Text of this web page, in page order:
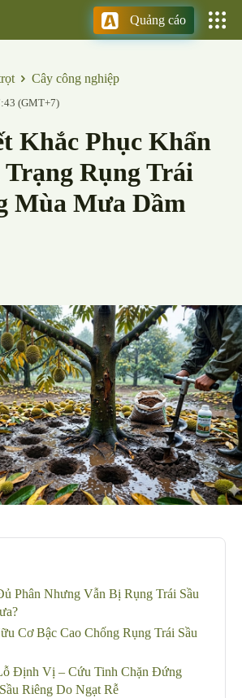
Quảng cáo
Cây công nghiệp
(GMT+7)
Khắc Phục Khẩn
Rụng Trái
Mùa Mưa Dầm
Phân Nhưng Vẫn Bị Rụng Trái Sầu
Cơ Bậc Cao Chống Rụng Trái Sầu
Định Vị – Cứu Tinh Chặn Đứng
Riêng Do Ngạt Rễ